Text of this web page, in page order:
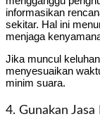
informasikan
sekitar. Hal ini
menjaga
Jika muncul
menyesuaikan
minim suara.
4. Gunakan